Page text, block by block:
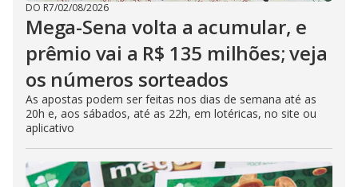
DO R7/02/08/2026
Mega-Sena volta a acumular, e
prêmio vai a R$ 135 milhões; veja
os números sorteados
As apostas podem ser feitas nos dias de semana até as
20h e, aos sábados, até as 22h, em lotéricas, no site ou
aplicativo